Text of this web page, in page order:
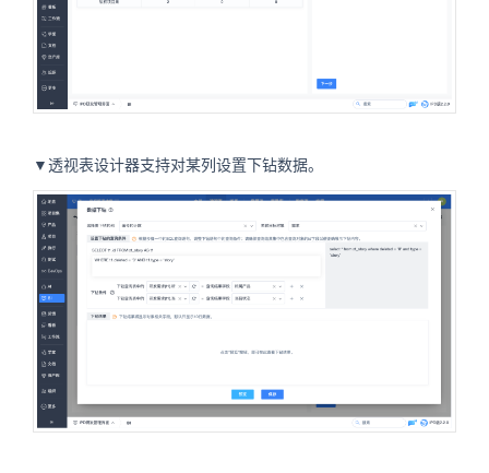
▼透视表设计器支持对某列设置下钻数据。